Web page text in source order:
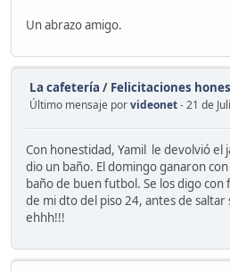
Un abrazo amigo.
La cafetería / Felicitaciones
Último mensaje porvideonet- 21 de
Con honestidad, Yamil le devolvió el
dio un baño. El domingo ganaron
baño de buen futbol. Se los digo con
de mi dto del piso 24, antes de
ehhh!!!